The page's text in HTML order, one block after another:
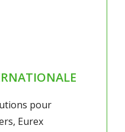
pour
Eurex